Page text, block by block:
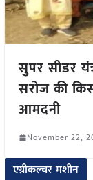
सुपर सीडर
सरोज की
आमदनी
November 22,
एग्रीकल्चर मशीन